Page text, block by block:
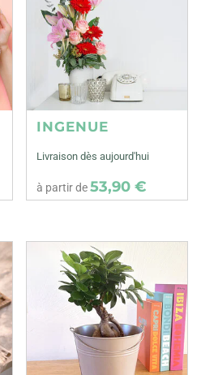
INGENUE
Livraison dès aujourd'hui
à partir de53,90 €